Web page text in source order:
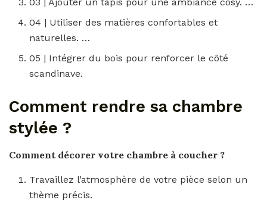
03 | Ajouter un tapis pour une ambiance cosy. …
04 | Utiliser des matières confortables et
naturelles. …
05 | Intégrer du bois pour renforcer le côté
scandinave.
Comment rendre sa chambre
stylée ?
Comment décorer votre chambre à coucher ?
Travaillez l’atmosphère de votre pièce selon un
thème précis.